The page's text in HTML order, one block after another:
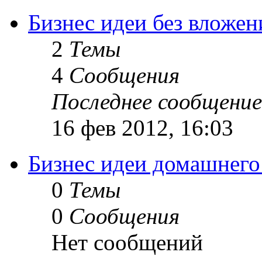
Бизнес идеи без
2 Темы
4 Сообщения
Последнее сообщение
16 фев 2012, 16:03
Бизнес идеи
0 Темы
0 Сообщения
Нет сообщений